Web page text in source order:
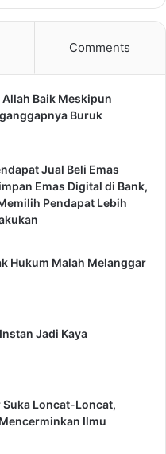
Comments
Baik Meskipun
Buruk
Jual Beli Emas
Emas Digital di Bank,
Pendapat Lebih
Hukum Malah Melanggar
Jadi Kaya
Suka Loncat-Loncat,
Ilmu